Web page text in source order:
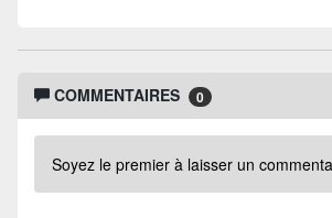
COMMENTAIRES 0
Soyez le premier à laisser un